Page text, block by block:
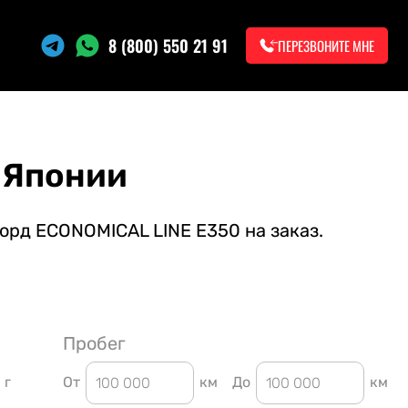
8 (800) 550 21 91 ПЕРЕЗВОНИТЕ МНЕ
Японии
ECONOMICAL LINE E350 на заказ.
г
Пробег
От км До км